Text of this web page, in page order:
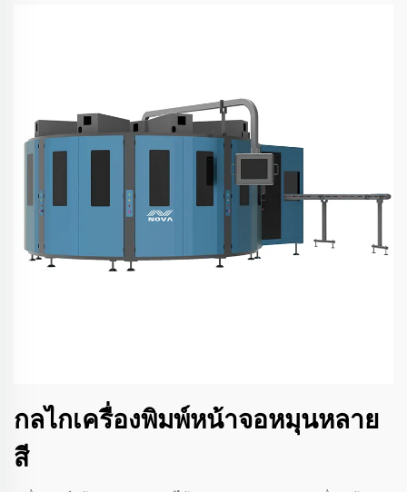
กลไกเครื่องพิมพ์หน้าจอหมุนหลาย
สี